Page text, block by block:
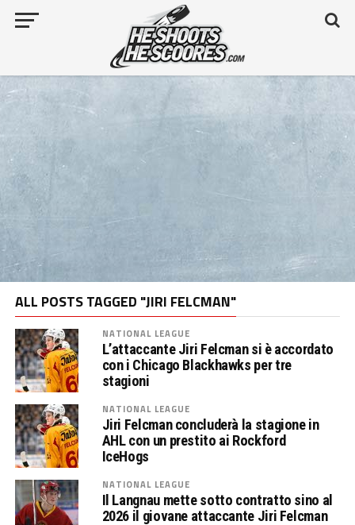
ALL POSTS TAGGED "JIRI FELCMAN"
NATIONAL LEAGUE
L’attaccante Jiri Felcman si è accordato
con i Chicago Blackhawks per tre
stagioni
NATIONAL LEAGUE
Jiri Felcman concluderà la stagione in
AHL con un prestito ai Rockford
IceHogs
NATIONAL LEAGUE
Il Langnau mette sotto contratto sino al
2026 il giovane attaccante Jiri Felcman